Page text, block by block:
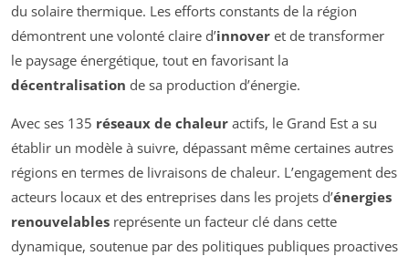
du solaire thermique. Les efforts constants de la région
démontrent une volonté claire d’innover et de transformer
le paysage énergétique, tout en favorisant la
décentralisation de sa production d’énergie.
Avec ses 135 réseaux de chaleur actifs, le Grand Est a su
établir un modèle à suivre, dépassant même certaines autres
régions en termes de livraisons de chaleur. L’engagement des
acteurs locaux et des entreprises dans les projets d’énergies
renouvelables représente un facteur clé dans cette
dynamique, soutenue par des politiques publiques proactives